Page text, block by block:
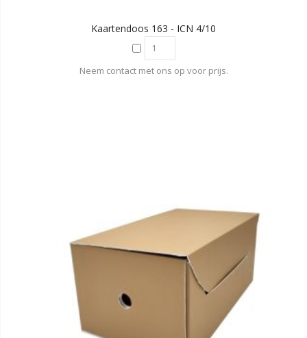
Kaartendoos 163 - ICN 4/10
Neem contact met ons op voor prijs.